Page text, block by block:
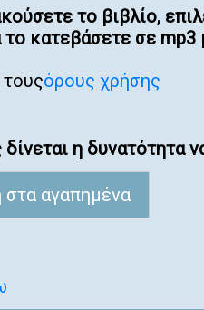
το βιβλίο,
το κατεβάσετε σε
όρους χρήσης
η δυνατότητα
αγαπημένα